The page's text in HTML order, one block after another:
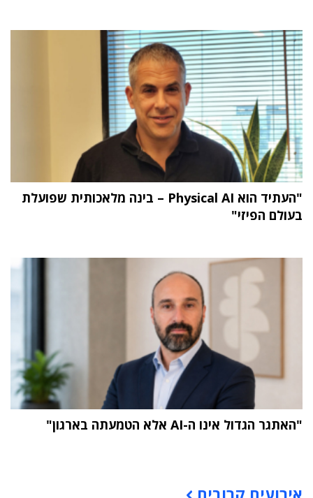
"העתיד הוא Physical AI – בינה מלאכותית שפועלת
בעולם הפיזי"
"האתגר הגדול אינו ה-AI אלא הטמעתה בארגון"
אירועים קרובים